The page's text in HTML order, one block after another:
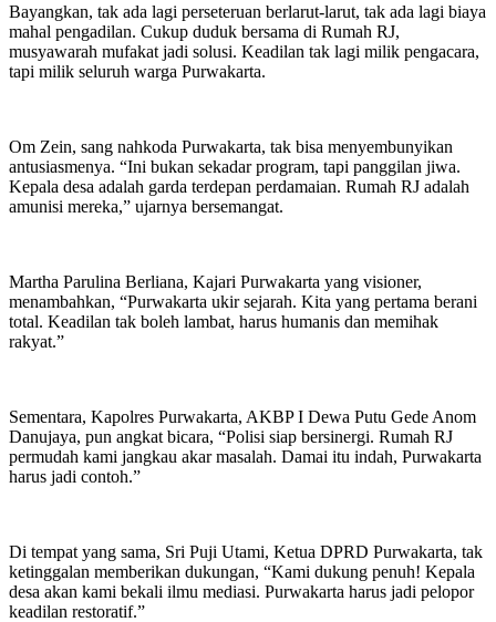
Bayangkan, tak ada lagi perseteruan berlarut-larut, tak ada lagi biaya
mahal pengadilan. Cukup duduk bersama di Rumah RJ,
musyawarah mufakat jadi solusi. Keadilan tak lagi milik pengacara,
tapi milik seluruh warga Purwakarta.
Om Zein, sang nahkoda Purwakarta, tak bisa menyembunyikan
antusiasmenya. “Ini bukan sekadar program, tapi panggilan jiwa.
Kepala desa adalah garda terdepan perdamaian. Rumah RJ adalah
amunisi mereka,” ujarnya bersemangat.
Martha Parulina Berliana, Kajari Purwakarta yang visioner,
menambahkan, “Purwakarta ukir sejarah. Kita yang pertama berani
total. Keadilan tak boleh lambat, harus humanis dan memihak
rakyat.”
Sementara, Kapolres Purwakarta, AKBP I Dewa Putu Gede Anom
Danujaya, pun angkat bicara, “Polisi siap bersinergi. Rumah RJ
permudah kami jangkau akar masalah. Damai itu indah, Purwakarta
harus jadi contoh.”
Di tempat yang sama, Sri Puji Utami, Ketua DPRD Purwakarta, tak
ketinggalan memberikan dukungan, “Kami dukung penuh! Kepala
desa akan kami bekali ilmu mediasi. Purwakarta harus jadi pelopor
keadilan restoratif.”